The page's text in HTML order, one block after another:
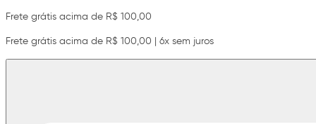
Frete grátis acima de R$ 100,00
Frete grátis acima de R$ 100,00 | 6x sem juros